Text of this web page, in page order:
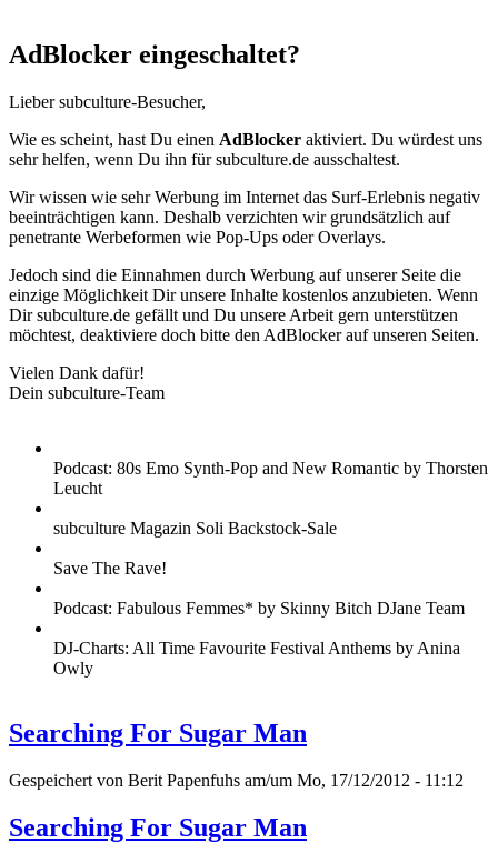
AdBlocker eingeschaltet?
Lieber subculture-Besucher,
Wie es scheint, hast Du einen AdBlocker aktiviert. Du würdest uns
sehr helfen, wenn Du ihn für subculture.de ausschaltest.
Wir wissen wie sehr Werbung im Internet das Surf-Erlebnis negativ
beeinträchtigen kann. Deshalb verzichten wir grundsätzlich auf
penetrante Werbeformen wie Pop-Ups oder Overlays.
Jedoch sind die Einnahmen durch Werbung auf unserer Seite die
einzige Möglichkeit Dir unsere Inhalte kostenlos anzubieten. Wenn
Dir subculture.de gefällt und Du unsere Arbeit gern unterstützen
möchtest, deaktiviere doch bitte den AdBlocker auf unseren Seiten.
Vielen Dank dafür!
Dein subculture-Team
Podcast: 80s Emo Synth-Pop and New Romantic by Thorsten
Leucht
subculture Magazin Soli Backstock-Sale
Save The Rave!
Podcast: Fabulous Femmes* by Skinny Bitch DJane Team
DJ-Charts: All Time Favourite Festival Anthems by Anina
Owly
Searching For Sugar Man
Gespeichert von Berit Papenfuhs am/um Mo, 17/12/2012 - 11:12
Searching For Sugar Man